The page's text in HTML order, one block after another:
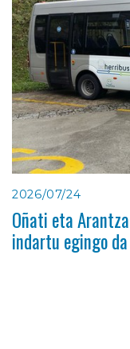
2026/07/24
Oñati eta
indartu egingo